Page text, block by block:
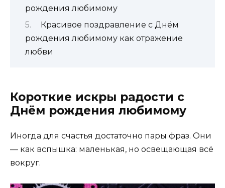
рождения любимому
Красивое поздравление с Днём
рождения любимому как отражение
любви
Короткие искры радости с
Днём рождения любимому
Иногда для счастья достаточно пары фраз. Они
— как вспышка: маленькая, но освещающая всё
вокруг.